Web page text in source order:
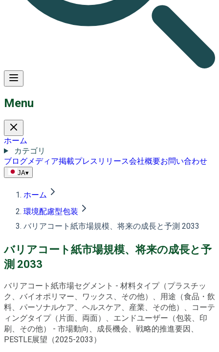
Menu
ホーム
カテゴリ
ブログメディア掲載プレスリリース会社概要お問い合わせ
JA▾
ホーム
環境配慮型包装
バリアコート紙市場規模、将来の成長と予測 2033
バリアコート紙市場規模、将来の成長と予
測 2033
バリアコート紙市場セグメント - 材料タイプ（プラスチッ
ク、バイオポリマー、ワックス、その他）、用途（食品・飲
料、パーソナルケア、ヘルスケア、産業、その他）、コーテ
ィングタイプ（片面、両面）、エンドユーザー（包装、印
刷、その他） - 市場動向、成長機会、戦略的推進要因、
PESTLE展望（2025-2033）